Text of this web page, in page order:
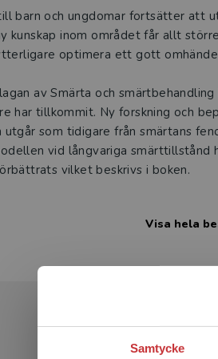
Samtycke
barn och ungdomar fortsätter att
kunskap inom området får allt
optimera ett gott
av Smärta och
har tillkommit. Ny forskning och
utgår som tidigare från smärtans
vid långvariga
vilket beskrivs i boken.
i kontakt med barn i sinVisa hela